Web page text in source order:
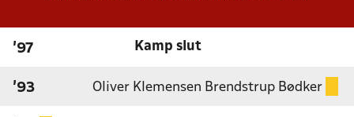
'97 Kamp slut
'93 Oliver Klemensen Brendstrup Bødker